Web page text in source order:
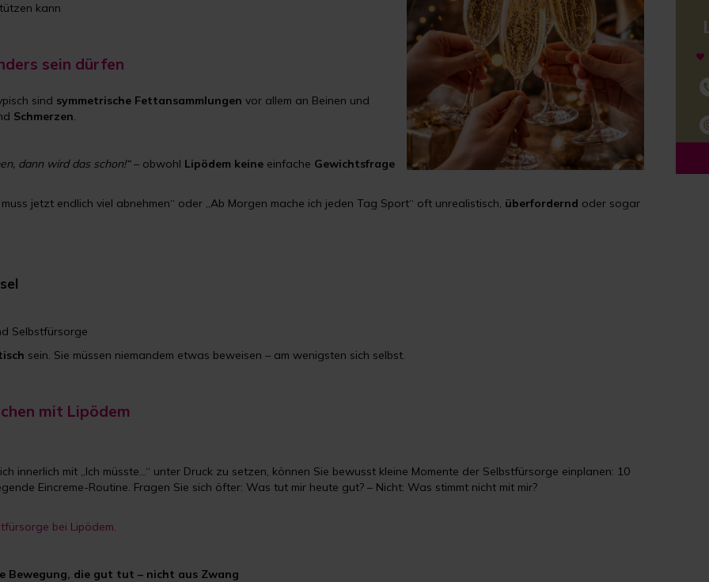
kann
sein dürfen
sind symmetrische Fettansammlungen vor allem an Beinen und
Schmerzen.
dann wird das schon!“– obwohl Lipödem keine einfache Gewichtsfrage
jetzt endlich viel abnehmen“ oder „Ab Morgen mache ich jeden Tag Sport“ oft unrealistisch, überfordernd oder sogar
Selbstfürsorge
sein. Sie müssen niemandem etwas beweisen – am wenigsten sich selbst.
mit Lipödem
innerlich mit „Ich müsste…“ unter Druck zu setzen, können Sie bewusst kleine Momente der Selbstfürsorge einplanen: 10
Eincreme-Routine. Fragen Sie sich öfter: Was tut mir heute gut? – Nicht: Was stimmt nicht mit mir?
bei Lipödem.
Bewegung, die gut tut – nicht aus Zwang